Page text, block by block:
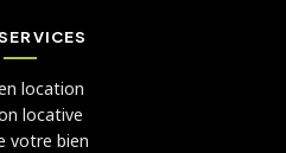
location
locative
votre bien